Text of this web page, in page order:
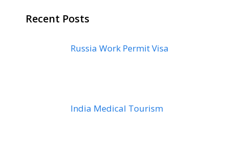
Recent Posts
Russia Work Permit Visa
India Medical Tourism